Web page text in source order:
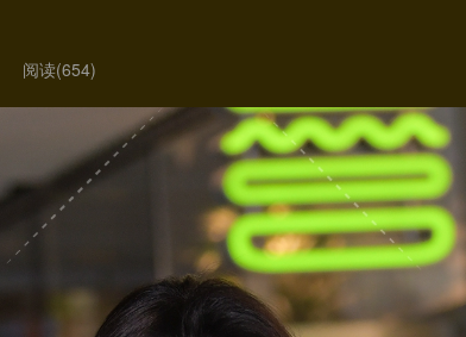
阅读(654)